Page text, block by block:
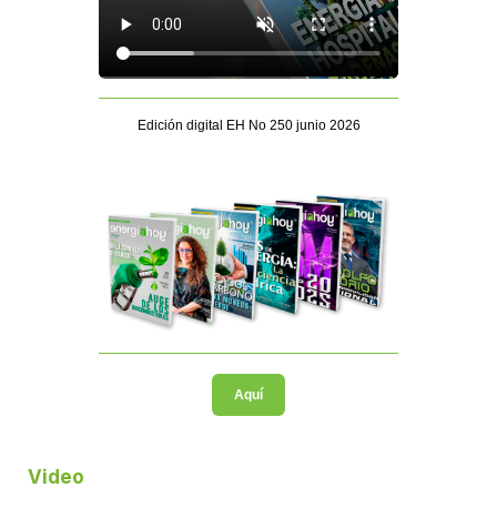
Edición digital EH No 250 junio 2026
Aquí
Video